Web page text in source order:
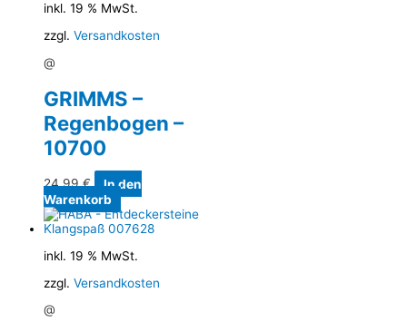
inkl. 19 % MwSt.
zzgl. Versandkosten
@
GRIMMS –
Regenbogen –
10700
24,99€
In den
Warenkorb
inkl. 19 % MwSt.
zzgl. Versandkosten
@